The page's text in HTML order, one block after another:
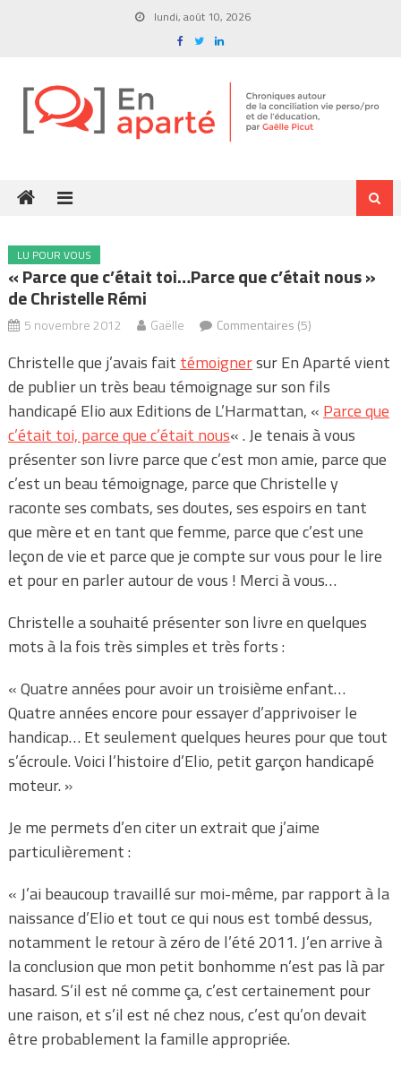
lundi, août 10, 2026
LU POUR VOUS
« Parce que c’était toi…Parce que c’était nous »
de Christelle Rémi
5 novembre 2012 Gaëlle Commentaires (5)
Christelle que j’avais fait témoignersur En Aparté vient
de publier un très beau témoignage sur son fils
handicapé Elio aux Editions de L’Harmattan, « Parce que
c’était toi, parce que c’était nous« . Je tenais à vous
présenter son livre parce que c’est mon amie, parce que
c’est un beau témoignage, parce que Christelle y
raconte ses combats, ses doutes, ses espoirs en tant
que mère et en tant que femme, parce que c’est une
leçon de vie et parce que je compte sur vous pour le lire
et pour en parler autour de vous ! Merci à vous…
Christelle a souhaité présenter son livre en quelques
mots à la fois très simples et très forts :
« Quatre années pour avoir un troisième enfant…
Quatre années encore pour essayer d’apprivoiser le
handicap… Et seulement quelques heures pour que tout
s’écroule. Voici l’histoire d’Elio, petit garçon handicapé
moteur. »
Je me permets d’en citer un extrait que j’aime
particulièrement :
« J’ai beaucoup travaillé sur moi-même, par rapport à la
naissance d’Elio et tout ce qui nous est tombé dessus,
notamment le retour à zéro de l’été 2011. J’en arrive à
la conclusion que mon petit bonhomme n’est pas là par
hasard. S’il est né comme ça, c’est certainement pour
une raison, et s’il est né chez nous, c’est qu’on devait
être probablement la famille appropriée.